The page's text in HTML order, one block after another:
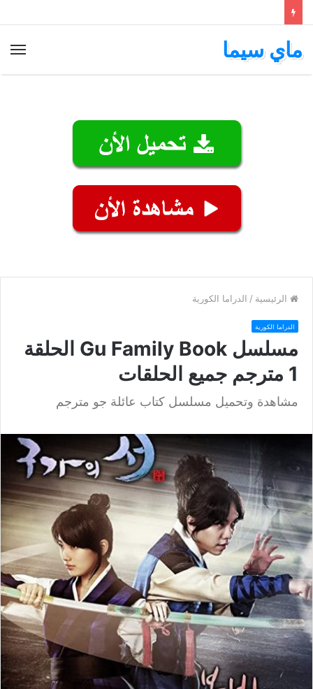
ماي سيما
الرئيسية / الدراما الكورية
الدراما الكورية
مسلسل Gu Family Book الحلقة
1 مترجم جميع الحلقات
مشاهدة وتحميل مسلسل كتاب عائلة جو مترجم